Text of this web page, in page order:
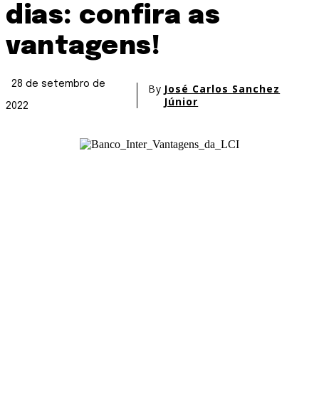
dias: confira as
vantagens!
28 de setembro de
2022
By José Carlos Sanchez
Júnior